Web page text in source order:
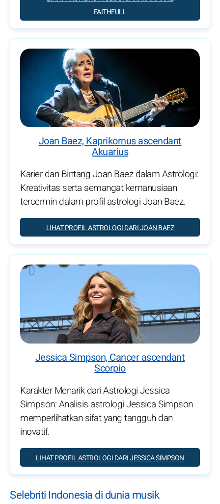
FAITHFULL
Joan Baez, Kaprikornus ascendant
Akuarius
Karier dan Bintang Joan Baez dalam Astrologi:
Kreativitas serta semangat kemanusiaan
tercermin dalam profil astrologi Joan Baez.
LIHAT PROFIL ASTROLOGI DARI JOAN BAEZ
Jessica Simpson, Cancer ascendant
Scorpio
Karakter Menarik dari Astrologi Jessica
Simpson: Analisis astrologi Jessica Simpson
memperlihatkan sifat yang tangguh dan
inovatif.
LIHAT PROFIL ASTROLOGI DARI JESSICA SIMPSON
Selebriti Indonesia di dunia musik